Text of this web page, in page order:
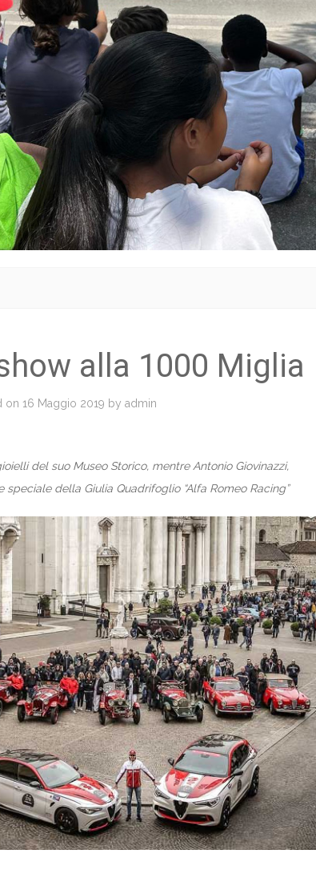
alla 1000 Miglia
on 16 Maggio 2019 by admin
del suo Museo Storico, mentre Antonio Giovinazzi,
della Giulia Quadrifoglio “Alfa Romeo Racing”